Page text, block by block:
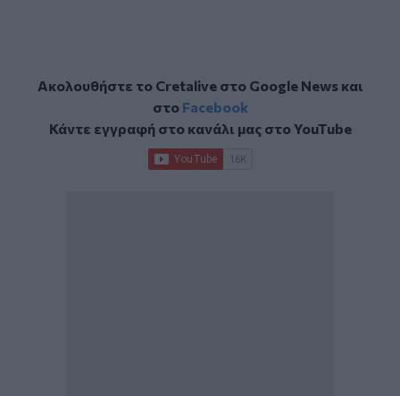
Ακολουθήστε το Cretalive στο Google Newsκαι
στο Facebook
Κάντε εγγραφή στο κανάλι μας στοYouTube